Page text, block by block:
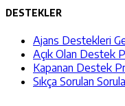
DESTEKLER
Ajans Destekleri
Açık Olan Destek
Kapanan Destek
Sıkça Sorulan